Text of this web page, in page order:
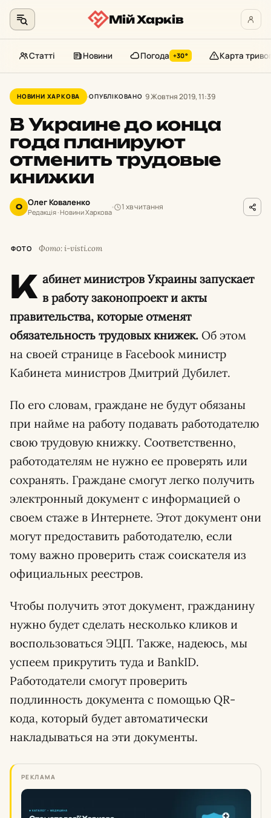
до
контенту
Мій Харків
Статті Новини Погода +30° Карта
НОВИНИ ХАРКОВА ОПУБЛІКОВАНО 9 Жовтня 2019, 11:39
В Украине до конца
года планируют
отменить трудовые
книжки
О Олег Коваленко
Редакція · Новини Харкова
1 хв читання
ФОТО Фото: i-visti.com
К абинет министров Украины запускает
в работу законопроект и акты
правительства, которые отменят
обязательность трудовых книжек. Об этом
на своей странице в Facebook министр
Кабинета министров Дмитрий Дубилет.
По его словам, граждане не будут обязаны
при найме на работу подавать работодателю
свою трудовую книжку. Соответственно,
работодателям не нужно ее проверять или
сохранять. Граждане смогут легко получить
электронный документ с информацией о
своем стаже в Интернете. Этот документ они
могут предоставить работодателю, если
тому важно проверить стаж соискателя из
официальных реестров.
Чтобы получить этот документ, гражданину
нужно будет сделать несколько кликов и
воспользоваться ЭЦП. Также, надеюсь, мы
успеем прикрутить туда и BankID.
Работодатели смогут проверить
подлинность документа с помощью QR-
кода, который будет автоматически
накладываться на эти документы.
РЕКЛАМА